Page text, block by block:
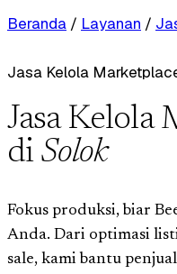
Beranda / Layanan /
Jasa Kelola
Jasa Kelola
di Solok
Fokus produksi, biar
Anda. Dari optimasi
sale, kami bantu